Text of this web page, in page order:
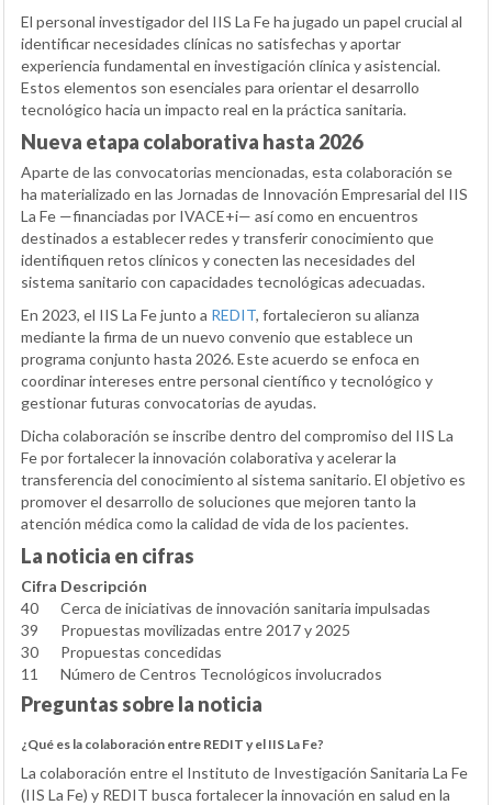
El personal investigador del IIS La Fe ha jugado un papel crucial al
identificar necesidades clínicas no satisfechas y aportar
experiencia fundamental en investigación clínica y asistencial.
Estos elementos son esenciales para orientar el desarrollo
tecnológico hacia un impacto real en la práctica sanitaria.
Nueva etapa colaborativa hasta 2026
Aparte de las convocatorias mencionadas, esta colaboración se
ha materializado en las Jornadas de Innovación Empresarial del IIS
La Fe —financiadas por IVACE+i— así como en encuentros
destinados a establecer redes y transferir conocimiento que
identifiquen retos clínicos y conecten las necesidades del
sistema sanitario con capacidades tecnológicas adecuadas.
En 2023, el IIS La Fe junto a REDIT, fortalecieron su alianza
mediante la firma de un nuevo convenio que establece un
programa conjunto hasta 2026. Este acuerdo se enfoca en
coordinar intereses entre personal científico y tecnológico y
gestionar futuras convocatorias de ayudas.
Dicha colaboración se inscribe dentro del compromiso del IIS La
Fe por fortalecer la innovación colaborativa y acelerar la
transferencia del conocimiento al sistema sanitario. El objetivo es
promover el desarrollo de soluciones que mejoren tanto la
atención médica como la calidad de vida de los pacientes.
La noticia en cifras
Cifra Descripción
40
Cerca de iniciativas de innovación sanitaria impulsadas
39
Propuestas movilizadas entre 2017 y 2025
30
Propuestas concedidas
11
Número de Centros Tecnológicos involucrados
Preguntas sobre la noticia
¿Qué es la colaboración entre REDIT y el IIS La Fe?
La colaboración entre el Instituto de Investigación Sanitaria La Fe
(IIS La Fe) y REDIT busca fortalecer la innovación en salud en la